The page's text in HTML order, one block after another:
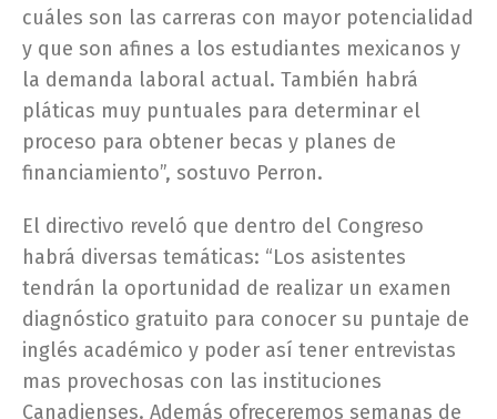
cuáles son las carreras con mayor potencialidad
y que son afines a los estudiantes mexicanos y
la demanda laboral actual. También habrá
pláticas muy puntuales para determinar el
proceso para obtener becas y planes de
financiamiento”, sostuvo Perron.
El directivo reveló que dentro del Congreso
habrá diversas temáticas: “Los asistentes
tendrán la oportunidad de realizar un examen
diagnóstico gratuito para conocer su puntaje de
inglés académico y poder así tener entrevistas
mas provechosas con las instituciones
Canadienses. Además ofreceremos semanas de